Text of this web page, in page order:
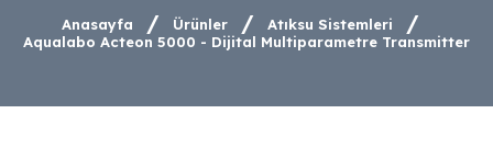
Anasayfa Ürünler
Atıksu Sistemleri
Aqualabo Acteon 5000 - Dijital Multiparametre Transmitter